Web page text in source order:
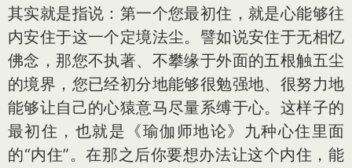
其实就是指说：第一个您最初住，就是心能够往
内安住于这一个定境法尘。譬如说安住于无相忆
佛念，那您不执著、不攀缘于外面的五根触五尘
的境界，您已经初分地能够很勉强地、很努力地
能够让自己的心猿意马尽量系缚于心。这样子的
最初住，也就是《瑜伽师地论》九种心住里面
的“内住”。在那之后你要想办法让这个内住，能